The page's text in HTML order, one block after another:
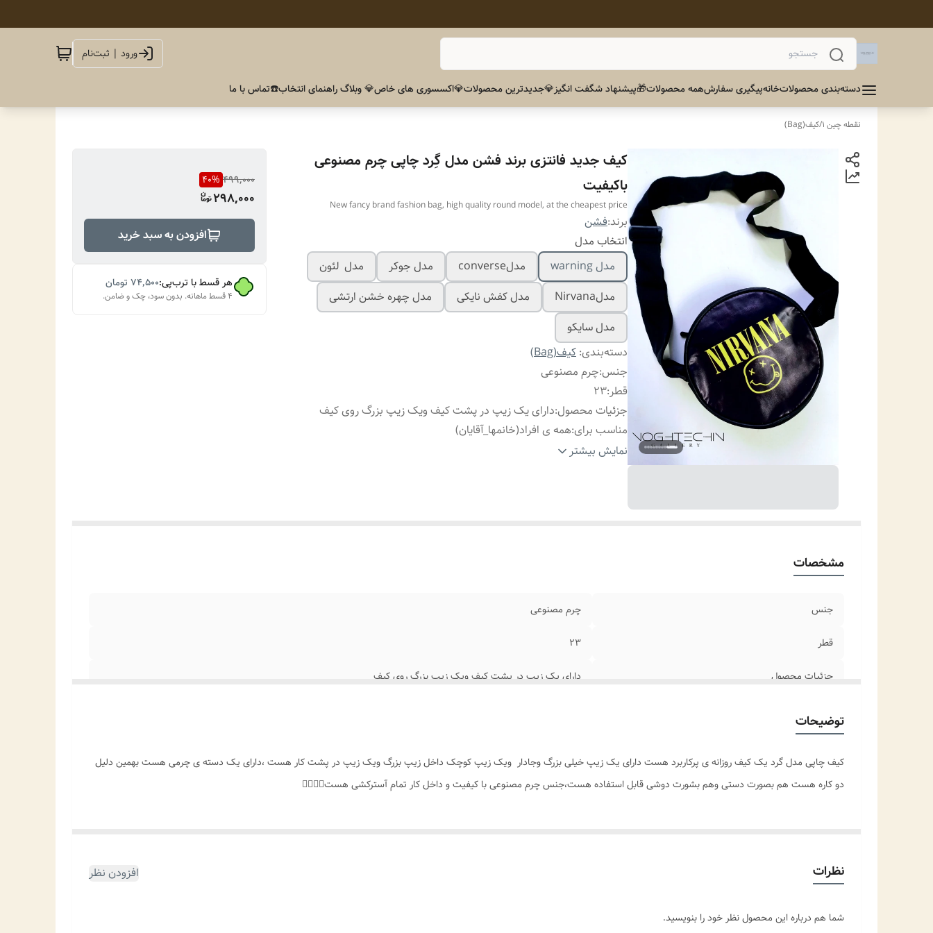
ورود | ثبت‌نام
دسته‌بندی محصولاتخانهپیگیری سفارشهمه محصولات🎁پیشنهاد شگفت انگیز💎جدیدترین محصولات💎اکسسوری های خاص💎 وبلاگ راهنمای انتخاب☎️تماس با ما
نقطه چین 1 /کیف(Bag)
کیف جدید فانتزی برند فشن مدل گِرد چاپی چرم مصنوعی
باکیفیت
New fancy brand fashion bag, high quality round model, at the cheapest price
برند:فشن
انتخاب مدل
مدل warning
مدلconverse مدل جوکر
مدل لئون
مدلNirvana
مدل کفش نایکی
مدل چهره خشن ارتشی
مدل سایکو
دسته‌بندی: کیف(Bag)
جنس:چرم مصنوعی
قطر:۲۳
جزئیات محصول:دارای یک زیپ در پشت کیف ویک زیپ بزرگ روی کیف
مناسب برای:همه ی افراد(خانمها_آقایان)
کاربرد :دوشی
نمایش بیشتر
499,000
40%
298,000
افزودن به سبد خرید
هر قسط با ترب‌پی:۷۴٬۵۰۰ تومان
۴ قسط ماهانه. بدون سود، چک و ضامن.
مشخصات
جنس چرم مصنوعی
قطر ۲۳
جزئیات محصول دارای یک زیپ در پشت کیف ویک زیپ بزرگ روی کیف
توضیحات
کیف چاپی مدل گرد یک کیف روزانه ی پرکاربرد هست دارای یک زیپ خیلی بزرگ وجادار ویک زیپ کوچک داخل زیپ بزرگ ویک زیپ در پشت کار هست ،دارای یک دسته ی چرمی هست بهمین دلیل
دو کاره هست هم بصورت دستی وهم بشورت دوشی قابل استفاده هست،جنس چرم مصنوعی با کیفیت و داخل کار تمام آسترکشی هست👌🏻✨️😊
نظرات افزودن نظر
شما هم درباره این محصول نظر خود را بنویسید.